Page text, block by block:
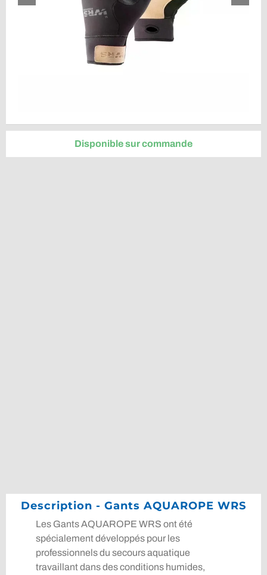
Disponible sur commande
Description - Gants AQUAROPE WRS
Les Gants AQUAROPE WRS ont été
spécialement développés pour les
professionnels du secours aquatique
travaillant dans des conditions humides,